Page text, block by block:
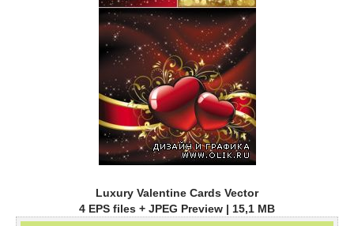
Luxury Valentine Cards Vector
4 EPS files + JPEG Preview | 15,1 MB